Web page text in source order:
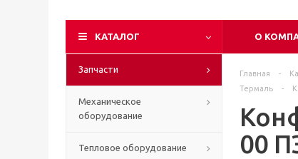
КАТАЛОГ О
Запчасти
Механическое
оборудование
Тепловое оборудование
Главная -
Термаль
-
00